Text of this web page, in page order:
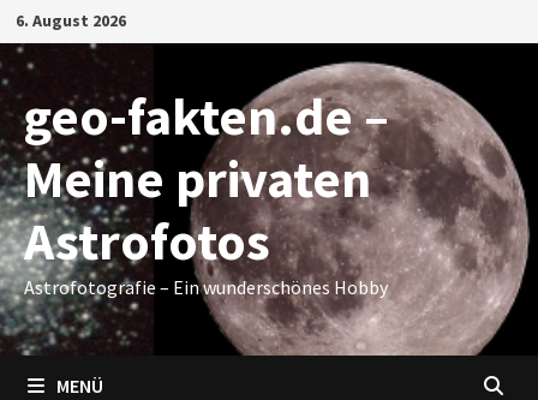
Zum
Inhalt
springen
6. August 2026
geo-fakten.de –
Meine privaten
Astrofotos
Astrofotografie – Ein wunderschönes Hobby
MENÜ